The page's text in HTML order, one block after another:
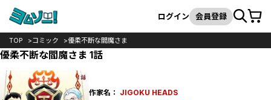
検索
ログイン 会員登録カート
TOP コミック 優柔不断な閻魔さま
優柔不断な閻魔さま 1話
作家名： JIGOKU HEADS